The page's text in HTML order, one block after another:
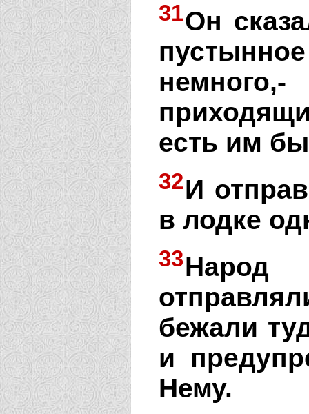
31Он
есть им
32И
в лодке
33
бежали
и
Нему.